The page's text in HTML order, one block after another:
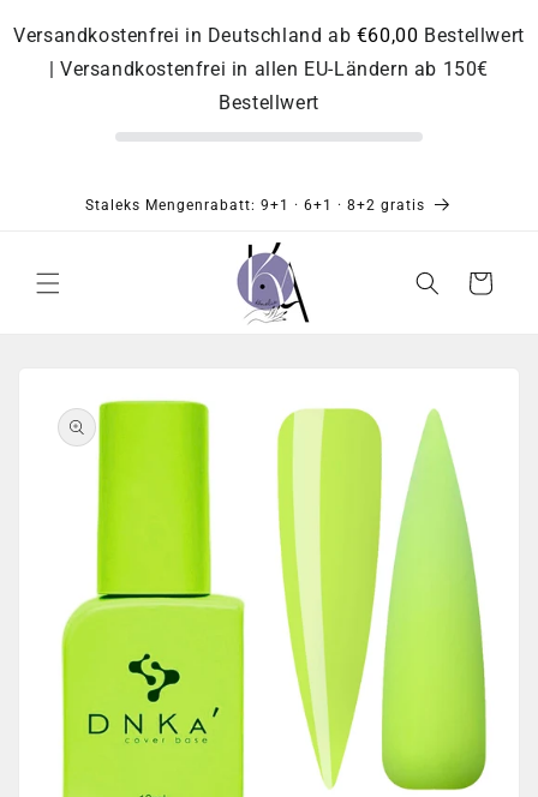
Versandkostenfrei in Deutschland ab €60,00 Bestellwert
| Versandkostenfrei in allen EU-Ländern ab 150€
Bestellwert
zum
Inhalt
Staleks Mengenrabatt: 9+1 · 6+1 · 8+2 gratis
Warenkorb